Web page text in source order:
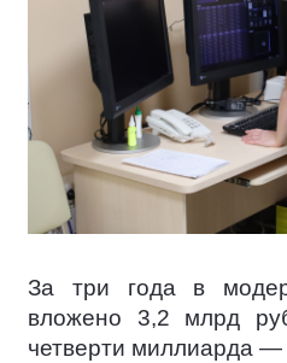
За три года в
вложено 3,2 млрд
четверти миллиарда —